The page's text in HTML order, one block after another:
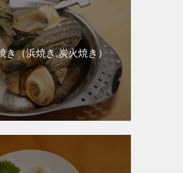
き（浜焼き,炭火焼き）